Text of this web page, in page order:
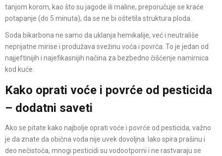
tanjom korom, kao što su jagode ili maline, preporučuje se kraće
potapanje (do 5 minuta), da se ne bi oštetila struktura ploda.
Soda bikarbona ne samo da uklanja hemikalije, već i neutrališe
neprijatne mirise i produžava svežinu voća i povrća. To je jedan od
najjeftinijih i najefikasnijih načina za bezbedno čišćenje namirnica
kod kuće.
Kako oprati voće i povrće od pesticida
– dodatni saveti
Ako se pitate kako najbolje oprati voće i povrće od pesticida, važno
je da znate da obična voda nije uvek dovoljna. Iako spira prašinu i
deo nečistoća, mnogi pesticidi su vodootporni i ne rastvaraju se